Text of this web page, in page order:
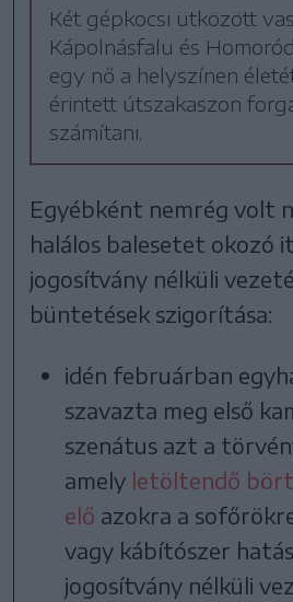
Két gépkocsi ütközött
Kápolnásfalu és
egy nő a helyszínen
érintett útszakaszon
számítani.
Egyébként nemrég volt
halálos balesetet okozó
jogosítvány nélküli
büntetések szigorítása:
idén februárban
szavazta meg első
szenátus azt a
amely letöltendő
elő azokra a
vagy kábítószer
jogosítvány nélküli